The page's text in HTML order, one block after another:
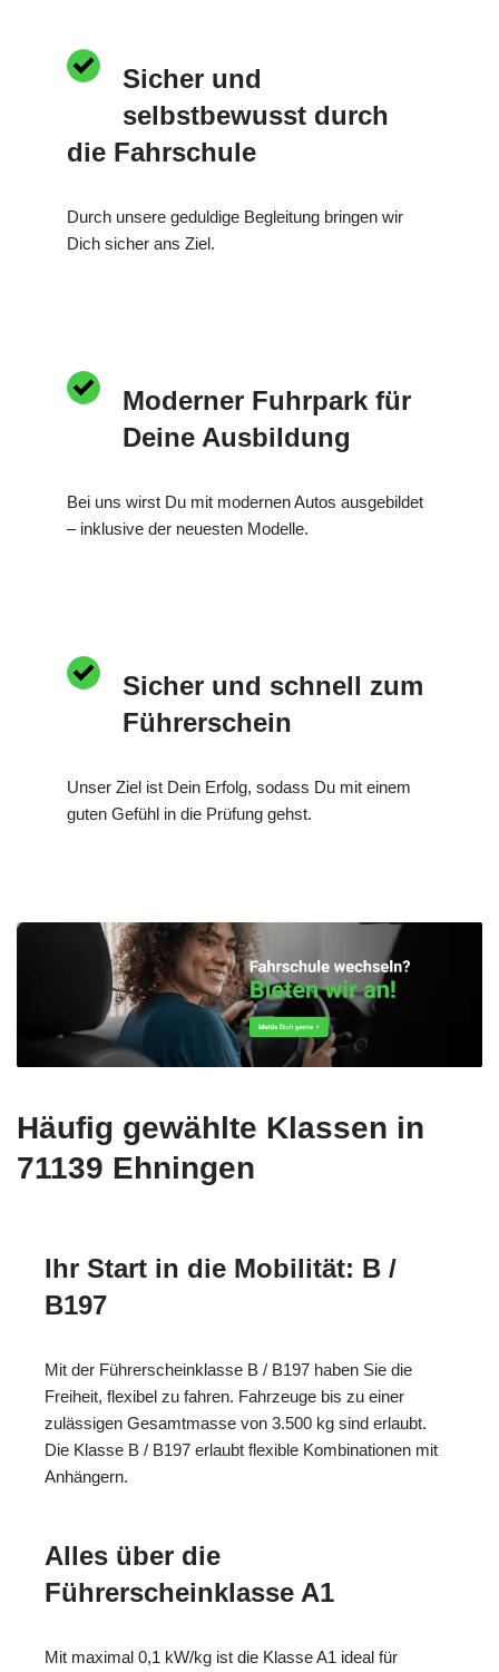
Sicher und
selbstbewusst durch
die Fahrschule
Durch unsere geduldige Begleitung bringen wir
Dich sicher ans Ziel.
Moderner Fuhrpark für
Deine Ausbildung
Bei uns wirst Du mit modernen Autos ausgebildet
– inklusive der neuesten Modelle.
Sicher und schnell zum
Führerschein
Unser Ziel ist Dein Erfolg, sodass Du mit einem
guten Gefühl in die Prüfung gehst.
Häufig gewählte Klassen in
71139 Ehningen
Ihr Start in die Mobilität: B /
B197
Mit der Führerscheinklasse B / B197 haben Sie die
Freiheit, flexibel zu fahren. Fahrzeuge bis zu einer
zulässigen Gesamtmasse von 3.500 kg sind erlaubt.
Die Klasse B / B197 erlaubt flexible Kombinationen mit
Anhängern.
Alles über die
Führerscheinklasse A1
Mit maximal 0,1 kW/kg ist die Klasse A1 ideal für